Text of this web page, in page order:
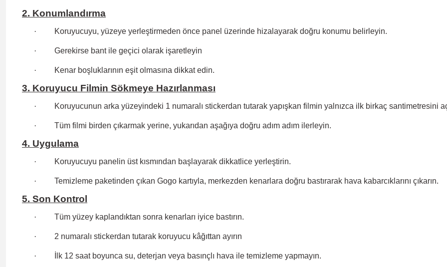
2. Konumlandırma
· Koruyucuyu, yüzeye yerleştirmeden önce panel üzerinde hizalayarak doğru konumu belirleyin.
· Gerekirse bant ile geçici olarak işaretleyin
· Kenar boşluklarının eşit olmasına dikkat edin.
3. Koruyucu Filmin Sökmeye Hazırlanması
· Koruyucunun arka yüzeyindeki 1 numaralı stickerdan tutarak yapışkan filmin yalnızca ilk birkaç santimetresini
· Tüm filmi birden çıkarmak yerine, yukarıdan aşağıya doğru adım adım ilerleyin.
4. Uygulama
· Koruyucuyu panelin üst kısmından başlayarak dikkatlice yerleştirin.
· Temizleme paketinden çıkan Gogo kartıyla, merkezden kenarlara doğru bastırarak hava kabarcıklarını çıkarın.
5. Son Kontrol
· Tüm yüzey kaplandıktan sonra kenarları iyice bastırın.
· 2 numaralı stickerdan tutarak koruyucu kâğıttan ayırın
· İlk 12 saat boyunca su, deterjan veya basınçlı hava ile temizleme yapmayın.